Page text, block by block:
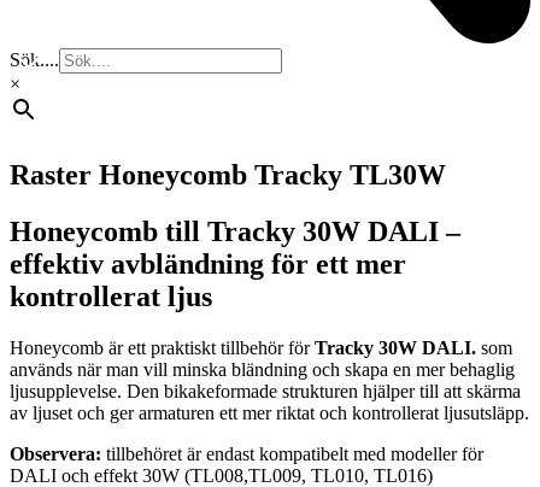
Sök....
×
Raster Honeycomb Tracky TL30W
Honeycomb till Tracky 30W DALI –
effektiv avbländning för ett mer
kontrollerat ljus
Honeycomb är ett praktiskt tillbehör förTracky 30W DALI. som
används när man vill minska bländning och skapa en mer behaglig
ljusupplevelse. Den bikakeformade strukturen hjälper till att skärma
av ljuset och ger armaturen ett mer riktat och kontrollerat ljusutsläpp.
Observera: tillbehöret är endast kompatibelt med modeller för
DALI och effekt 30W (TL008,TL009, TL010, TL016)